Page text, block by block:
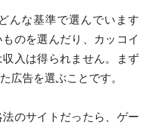
んな基準で選んでいます
のを選んだり、カッコイ
入は得られません。まず
広告を選ぶことです。
のサイトだったら、ゲー